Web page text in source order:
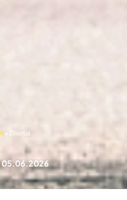
»Zillertal
05.06.2026